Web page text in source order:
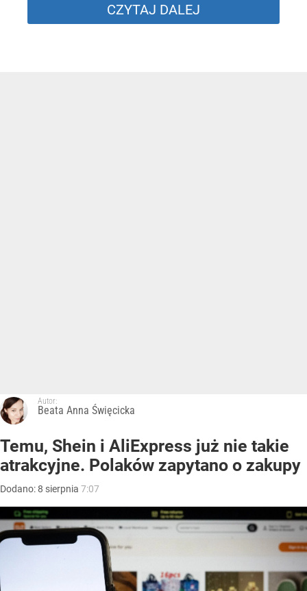
CZYTAJ DALEJ
Autor:
Beata Anna Święcicka
Temu, Shein i AliExpress już nie takie
atrakcyjne. Polaków zapytano o zakupy
Dodano:8 sierpnia 7:07